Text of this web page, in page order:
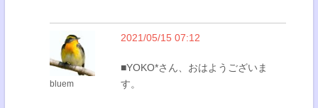
bluem
2021/05/15 07:12
■YOKO*さん、おはようございま
す。